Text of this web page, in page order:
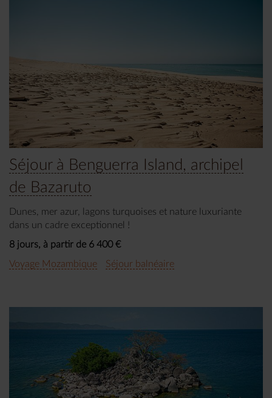
Séjour à Benguerra Island, archipel
de Bazaruto
Dunes, mer azur, lagons turquoises et nature luxuriante
dans un cadre exceptionnel !
8 jours, à partir de 6 400 €
Voyage Mozambique
Séjour balnéaire